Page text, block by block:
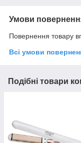
Умови
Повернення товару
Всі умови
Подібні товари